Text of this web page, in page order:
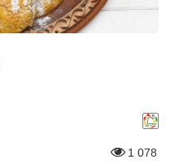
1 078